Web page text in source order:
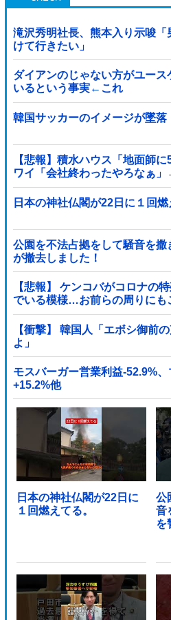
滝沢秀明社長、熊本入り示唆
けて行きたい」
ダイアンのじゃない方がユー
いるという事実←これ
韓国サッカーのイメージが墜落
【悲報】積水ハウス「地面師
ワイ「会社終わったやろなぁ
日本の神社仏閣が22日に１回燃
公園を不法占拠をして騒音を
が撤去しました！
【悲報】 ケンコバがコロナの
でいる模様…お前らの周りにも
【衝撃】 韓国人「エボシ御前
よ」
モスバーガー営業利益-52.9%
+15.2%他
日本の神社仏閣が22日に
１回燃えてる。
公
音
を